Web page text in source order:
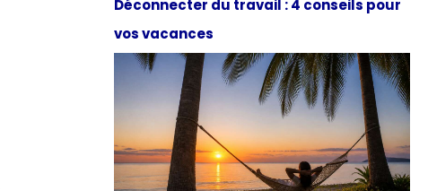
Déconnecter du travail : 4 conseils pour
vos vacances